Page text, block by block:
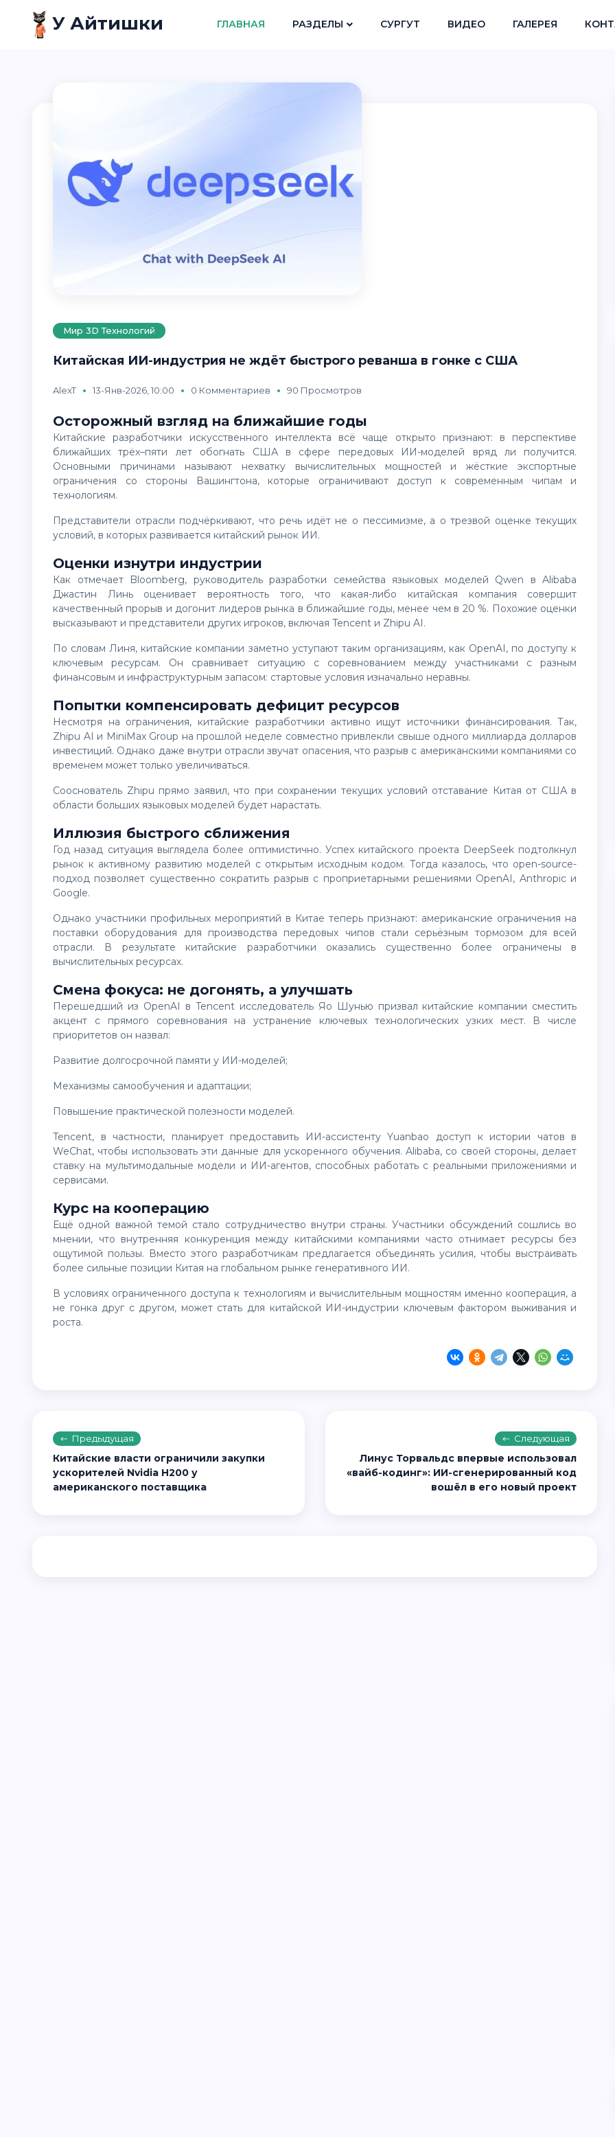
У Айтишки ГЛАВНАЯ РАЗДЕЛЫ СУРГУТ ВИДЕО ГАЛЕРЕЯ
Мир 3D Технологий
Китайская ИИ-индустрия не ждёт быстрого реванша в гонке с США
AlexT 13-Янв-2026, 10:00 0 Комментариев 90 Просмотров
Осторожный взгляд на ближайшие годы
Китайские разработчики искусственного интеллекта всё чаще открыто признают: в перспективе
ближайших трёх–пяти лет обогнать США в сфере передовых ИИ-моделей вряд ли получится.
Основными причинами называют нехватку вычислительных мощностей и жёсткие экспортные
ограничения со стороны Вашингтона, которые ограничивают доступ к современным чипам и
технологиям.
Представители отрасли подчёркивают, что речь идёт не о пессимизме, а о трезвой оценке текущих
условий, в которых развивается китайский рынок ИИ.
Оценки изнутри индустрии
Как отмечает Bloomberg, руководитель разработки семейства языковых моделей Qwen в Alibaba
Джастин Линь оценивает вероятность того, что какая-либо китайская компания совершит
качественный прорыв и догонит лидеров рынка в ближайшие годы, менее чем в 20 %. Похожие оценки
высказывают и представители других игроков, включая Tencent и Zhipu AI.
По словам Линя, китайские компании заметно уступают таким организациям, как OpenAI, по доступу к
ключевым ресурсам. Он сравнивает ситуацию с соревнованием между участниками с разным
финансовым и инфраструктурным запасом: стартовые условия изначально неравны.
Попытки компенсировать дефицит ресурсов
Несмотря на ограничения, китайские разработчики активно ищут источники финансирования. Так,
Zhipu AI и MiniMax Group на прошлой неделе совместно привлекли свыше одного миллиарда долларов
инвестиций. Однако даже внутри отрасли звучат опасения, что разрыв с американскими компаниями со
временем может только увеличиваться.
Сооснователь Zhipu прямо заявил, что при сохранении текущих условий отставание Китая от США в
области больших языковых моделей будет нарастать.
Иллюзия быстрого сближения
Год назад ситуация выглядела более оптимистично. Успех китайского проекта DeepSeek подтолкнул
рынок к активному развитию моделей с открытым исходным кодом. Тогда казалось, что open-source-
подход позволяет существенно сократить разрыв с проприетарными решениями OpenAI, Anthropic и
Google.
Однако участники профильных мероприятий в Китае теперь признают: американские ограничения на
поставки оборудования для производства передовых чипов стали серьёзным тормозом для всей
отрасли. В результате китайские разработчики оказались существенно более ограничены в
вычислительных ресурсах.
Смена фокуса: не догонять, а улучшать
Перешедший из OpenAI в Tencent исследователь Яо Шунью призвал китайские компании сместить
акцент с прямого соревнования на устранение ключевых технологических узких мест. В числе
приоритетов он назвал:
развитие долгосрочной памяти у ИИ-моделей;
механизмы самообучения и адаптации;
повышение практической полезности моделей.
Tencent, в частности, планирует предоставить ИИ-ассистенту Yuanbao доступ к истории чатов в
WeChat, чтобы использовать эти данные для ускоренного обучения. Alibaba, со своей стороны, делает
ставку на мультимодальные модели и ИИ-агентов, способных работать с реальными приложениями и
сервисами.
Курс на кооперацию
Ещё одной важной темой стало сотрудничество внутри страны. Участники обсуждений сошлись во
мнении, что внутренняя конкуренция между китайскими компаниями часто отнимает ресурсы без
ощутимой пользы. Вместо этого разработчикам предлагается объединять усилия, чтобы выстраивать
более сильные позиции Китая на глобальном рынке генеративного ИИ.
В условиях ограниченного доступа к технологиям и вычислительным мощностям именно кооперация, а
не гонка друг с другом, может стать для китайской ИИ-индустрии ключевым фактором выживания и
роста.
Предыдущая
Китайские власти ограничили закупки
ускорителей Nvidia H200 у
американского поставщика
Следующая
Линус Торвальдс впервые использовал
«вайб-кодинг»: ИИ-сгенерированный код
вошёл в его новый проект